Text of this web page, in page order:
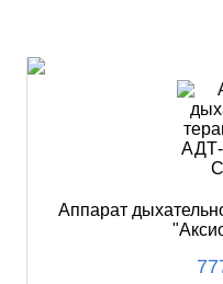
Аппарат